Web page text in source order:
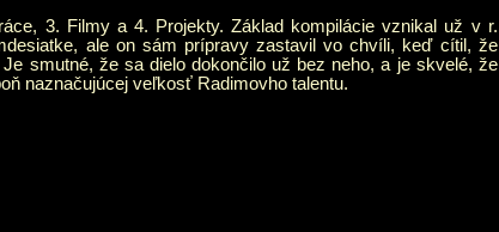
3. Filmy a 4. Projekty. Základ kompilácie vznikal už v r.
ale on sám prípravy zastavil vo chvíli, keď cítil, že
smutné, že sa dielo dokončilo už bez neho, a je skvelé, že
naznačujúcej veľkosť Radimovho talentu.